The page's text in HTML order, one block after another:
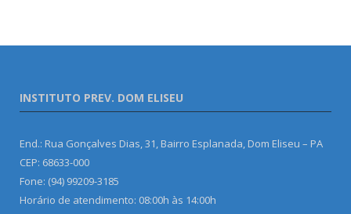
INSTITUTO PREV. DOM ELISEU
End.: Rua Gonçalves Dias, 31, Bairro Esplanada, Dom Eliseu – PA
CEP: 68633-000
Fone: (94) 99209-3185
Horário de atendimento: 08:00h às 14:00h